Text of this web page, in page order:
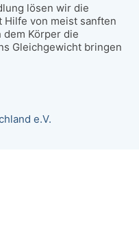
lösen wir die
Hilfe von meist sanften
dem Körper die
Gleichgewicht bringen
e.V.